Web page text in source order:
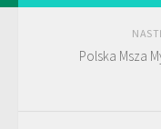
Polska Msza